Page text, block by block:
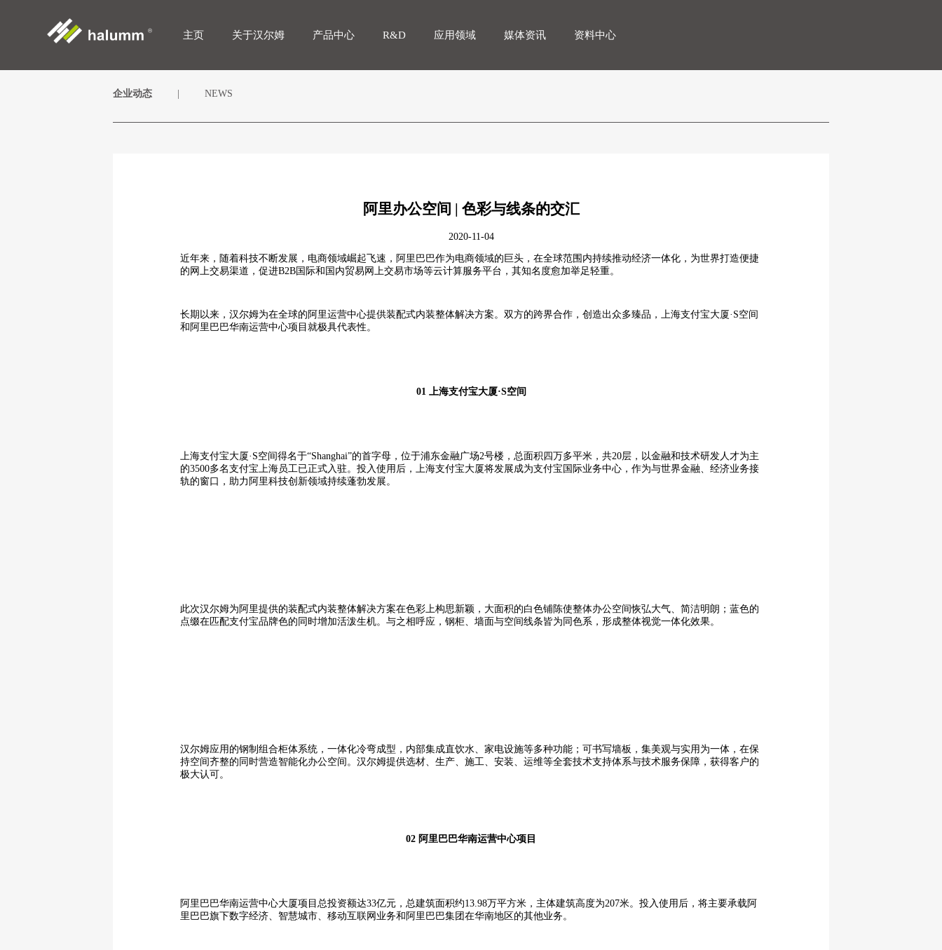
主页 关于汉尔姆 产品中心 R&D 应用领域 媒体资讯 资料中心
企业动态 NEWS
阿里办公空间 | 色彩与线条的交汇
2020-11-04
近年来，随着科技不断发展，电商领域崛起飞速，阿里巴巴作为电商领域的巨头，在全球范围内持续推动经济一体化，为世界打造便捷
的网上交易渠道，促进B2B国际和国内贸易网上交易市场等云计算服务平台，其知名度愈加举足轻重。
长期以来，汉尔姆为在全球的阿里运营中心提供装配式内装整体解决方案。双方的跨界合作，创造出众多臻品，上海支付宝大厦·S空间
和阿里巴巴华南运营中心项目就极具代表性。
01 上海支付宝大厦·S空间
上海支付宝大厦·S空间得名于“Shanghai”的首字母，位于浦东金融广场2号楼，总面积四万多平米，共20层，以金融和技术研发人才为主
的3500多名支付宝上海员工已正式入驻。投入使用后，上海支付宝大厦将发展成为支付宝国际业务中心，作为与世界金融、经济业务接
轨的窗口，助力阿里科技创新领域持续蓬勃发展。
此次汉尔姆为阿里提供的装配式内装整体解决方案在色彩上构思新颖，大面积的白色铺陈使整体办公空间恢弘大气、简洁明朗；蓝色的
点缀在匹配支付宝品牌色的同时增加活泼生机。与之相呼应，钢柜、墙面与空间线条皆为同色系，形成整体视觉一体化效果。
汉尔姆应用的钢制组合柜体系统，一体化冷弯成型，内部集成直饮水、家电设施等多种功能；可书写墙板，集美观与实用为一体，在保
持空间齐整的同时营造智能化办公空间。汉尔姆提供选材、生产、施工、安装、运维等全套技术支持体系与技术服务保障，获得客户的
极大认可。
02 阿里巴巴华南运营中心项目
阿里巴巴华南运营中心大厦项目总投资额达33亿元，总建筑面积约13.98万平方米，主体建筑高度为207米。投入使用后，将主要承载阿
里巴巴旗下数字经济、智慧城市、移动互联网业务和阿里巴巴集团在华南地区的其他业务。